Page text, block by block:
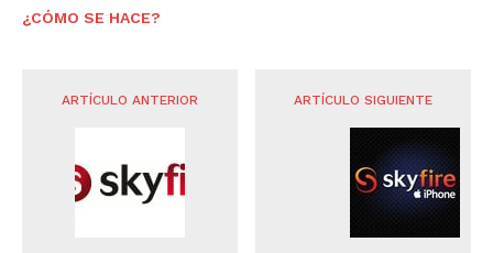
¿CÓMO SE HACE?
ARTÍCULO ANTERIOR ARTÍCULO SIGUIENTE